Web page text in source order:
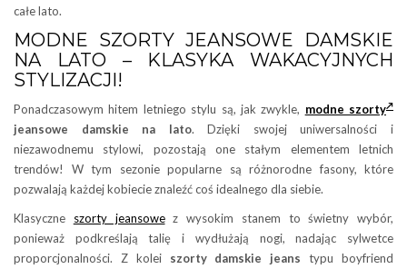
całe lato.
MODNE SZORTY JEANSOWE DAMSKIE
NA LATO – KLASYKA WAKACYJNYCH
STYLIZACJI!
Ponadczasowym hitem letniego stylu są, jak zwykle, modne szorty
jeansowe damskie na lato. Dzięki swojej uniwersalności i
niezawodnemu stylowi, pozostają one stałym elementem letnich
trendów! W tym sezonie popularne są różnorodne fasony, które
pozwalają każdej kobiecie znaleźć coś idealnego dla siebie.
Klasyczne szorty jeansowez wysokim stanem to świetny wybór,
ponieważ podkreślają talię i wydłużają nogi, nadając sylwetce
proporcjonalności. Z kolei szorty damskie jeans typu boyfriend